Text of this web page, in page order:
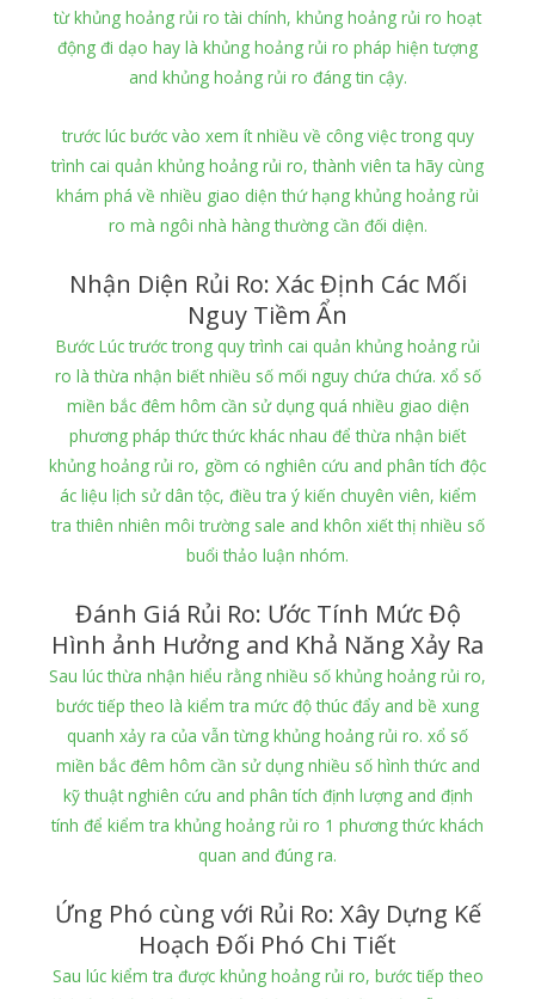
từ khủng hoảng rủi ro tài chính, khủng hoảng rủi ro hoạt
động đi dạo hay là khủng hoảng rủi ro pháp hiện tượng
and khủng hoảng rủi ro đáng tin cậy.
trước lúc bước vào xem ít nhiều về công việc trong quy
trình cai quản khủng hoảng rủi ro, thành viên ta hãy cùng
khám phá về nhiều giao diện thứ hạng khủng hoảng rủi
ro mà ngôi nhà hàng thường cần đối diện.
Nhận Diện Rủi Ro: Xác Định Các Mối
Nguy Tiềm Ẩn
Bước Lúc trước trong quy trình cai quản khủng hoảng rủi
ro là thừa nhận biết nhiều số mối nguy chứa chứa. xổ số
miền bắc đêm hôm cần sử dụng quá nhiều giao diện
phương pháp thức thức khác nhau để thừa nhận biết
khủng hoảng rủi ro, gồm có nghiên cứu and phân tích độc
ác liệu lịch sử dân tộc, điều tra ý kiến chuyên viên, kiểm
tra thiên nhiên môi trường sale and khôn xiết thị nhiều số
buổi thảo luận nhóm.
Đánh Giá Rủi Ro: Ước Tính Mức Độ
Hình ảnh Hưởng and Khả Năng Xảy Ra
Sau lúc thừa nhận hiểu rằng nhiều số khủng hoảng rủi ro,
bước tiếp theo là kiểm tra mức độ thúc đẩy and bề xung
quanh xảy ra của vẫn từng khủng hoảng rủi ro. xổ số
miền bắc đêm hôm cần sử dụng nhiều số hình thức and
kỹ thuật nghiên cứu and phân tích định lượng and định
tính để kiểm tra khủng hoảng rủi ro 1 phương thức khách
quan and đúng ra.
Ứng Phó cùng với Rủi Ro: Xây Dựng Kế
Hoạch Đối Phó Chi Tiết
Sau lúc kiểm tra được khủng hoảng rủi ro, bước tiếp theo